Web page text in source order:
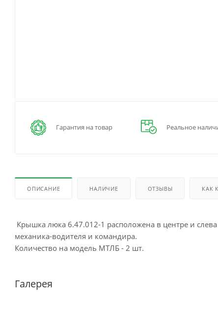
Гарантия на товар Реальное
ОПИСАНИЕ НАЛИЧИЕ ОТЗЫВЫ КАК
Крышка люка 6.47.012-1 расположена в центре и
механика-водителя и командира.
Количество на модель МТЛБ - 2 шт.
Галерея